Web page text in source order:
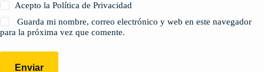
Acepto la Política de Privacidad
Guarda mi nombre, correo electrónico y web en este navegador
para la próxima vez que comente.
Enviar